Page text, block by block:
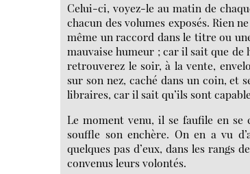
Celui-ci, voyez-le au matin de
chacun des volumes exposés. Rien
même un raccord dans le titre ou
mauvaise humeur ; car il sait que de
retrouverez le soir, à la vente,
sur son nez, caché dans un coin, et
libraires, car il sait qu’ils sont
Le moment venu, il se faufile en se
souffle son enchère. On en a vu
quelques pas d’eux, dans les rangs
convenus leurs volontés.